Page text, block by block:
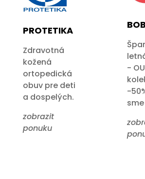
PROTETIKA
Zdravotná
kožená
ortopedická
obuv pre deti
a dospelých.
zobrazit
ponuku
-
-